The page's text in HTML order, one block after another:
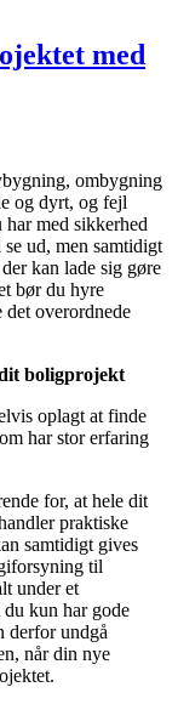
med
ombygning
og dyrt, og fejl
har med sikkerhed
ud, men samtidigt
kan lade sig gøre
bør du hyre
det overordnede
boligprojekt
oplagt at finde
har stor erfaring
for, at hele dit
praktiske
samtidigt gives
til
under et
kun har gode
derfor undgå
når din nye